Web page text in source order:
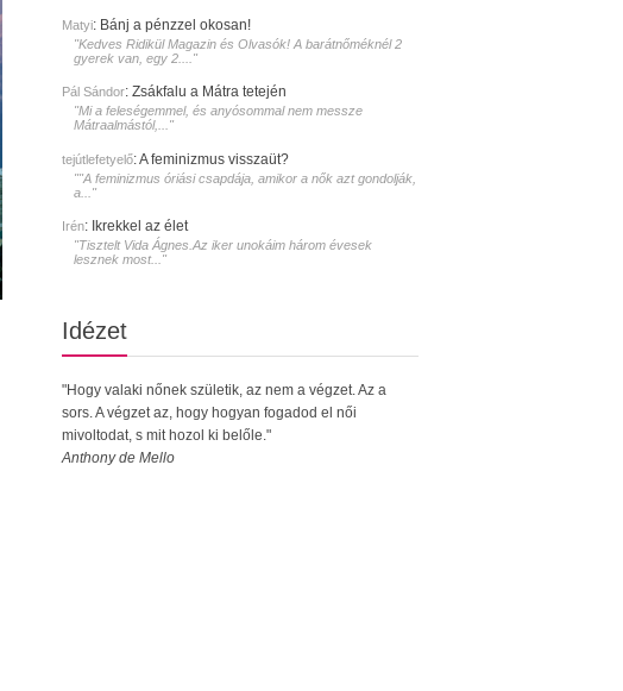
Matyi: Bánj a pénzzel okosan!
"Kedves Ridikül Magazin és Olvasók! A barátnőméknél 2
gyerek van, egy 2...."
Pál Sándor: Zsákfalu a Mátra tetején
"Mi a feleségemmel, és anyósommal nem messze
Mátraalmástól,..."
tejútlefetyelő:A feminizmus visszaüt?
""A feminizmus óriási csapdája, amikor a nők azt gondolják,
a..."
Irén: Ikrekkel az élet
"Tisztelt Vida Ágnes.Az iker unokáim három évesek
lesznek most..."
Idézet
"Hogy valaki nőnek születik, az nem a végzet. Az a
sors. A végzet az, hogy hogyan fogadod el női
mivoltodat, s mit hozol ki belőle."
Anthony de Mello